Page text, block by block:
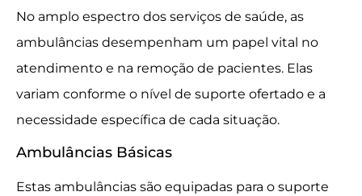
No amplo espectro dos serviços de saúde, as
ambulâncias desempenham um papel vital no
atendimento e na remoção de pacientes. Elas
variam conforme o nível de suporte ofertado e a
necessidade específica de cada situação.
Ambulâncias Básicas
Estas ambulâncias são equipadas para o suporte